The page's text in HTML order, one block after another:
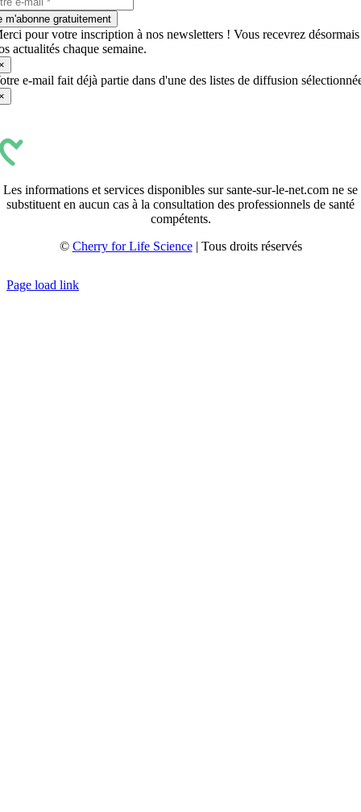
m'abonne gratuitement
pour votre inscription à nos newsletters ! Vous recevrez désormais
actualités chaque semaine.
e-mail fait déjà partie dans d'une des listes de diffusion
Les informations et services disponibles sur sante-sur-le-net.com ne se
substituent en aucun cas à la consultation des professionnels de santé
compétents.
© Cherry for Life Science| Tous droits réservés
Page load link